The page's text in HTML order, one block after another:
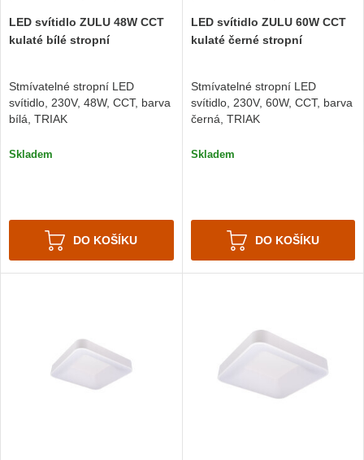
LED svítidlo ZULU 48W CCT
kulaté bílé stropní
Stmívatelné stropní LED
svítidlo, 230V, 48W, CCT, barva
bílá, TRIAK
Skladem
DO KOŠÍKU
LED svítidlo ZULU 60W CCT
kulaté černé stropní
Stmívatelné stropní LED
svítidlo, 230V, 60W, CCT, barva
černá, TRIAK
Skladem
DO KOŠÍKU